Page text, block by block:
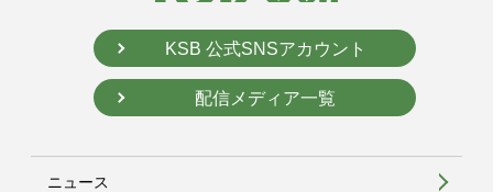
KSB 公式SNSアカウント
配信メディア一覧
ニュース